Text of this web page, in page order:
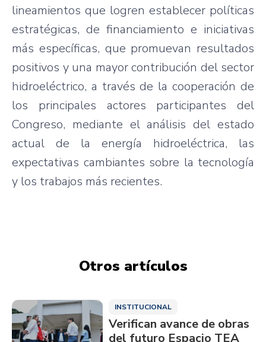
lineamientos que logren establecer políticas
estratégicas, de financiamiento e iniciativas
más específicas, que promuevan resultados
positivos y una mayor contribución del sector
hidroeléctrico, a través de la cooperación de
los principales actores participantes del
Congreso, mediante el análisis del estado
actual de la energía hidroeléctrica, las
expectativas cambiantes sobre la tecnología
y los trabajos más recientes.
Otros artículos
INSTITUCIONAL
Verifican avance de obras
del futuro Espacio TEA